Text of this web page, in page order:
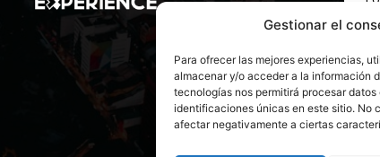
Gestionar el
Para ofrecer las mejores experiencias,
almacenar y/o acceder a la información
tecnologías nos permitirá procesar
identificaciones únicas en este sitio. No
afectar negativamente a ciertas